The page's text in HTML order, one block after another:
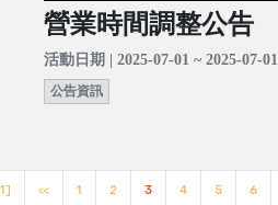
營業時間調整公告
活動日期 | 2025-07-01 ~ 2025-07-01
公告資訊
<< 1 2 3 4 5 6